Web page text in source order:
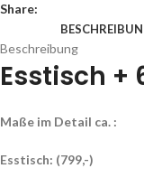
Share:
Beschreibung
Esstisch +
Maße im Detail ca. :
Esstisch: (799,-)